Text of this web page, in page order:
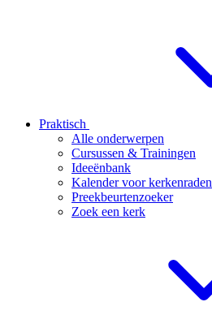
Praktisch
Alle onderwerpen
Cursussen & Trainingen
Ideeënbank
Kalender voor kerkenraden
Preekbeurtenzoeker
Zoek een kerk